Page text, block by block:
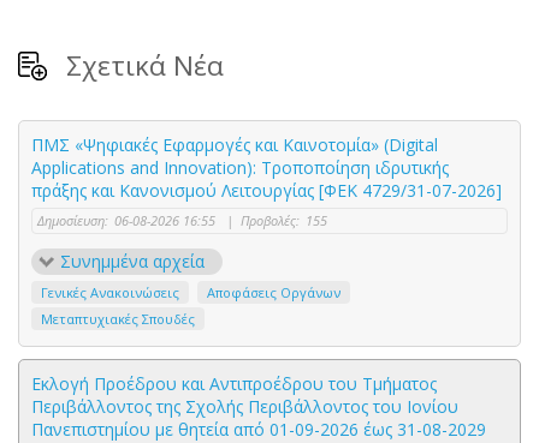
Σχετικά Νέα
ΠΜΣ «Ψηφιακές Εφαρμογές και Καινοτομία» (Digital
Applications and Innovation): Τροποποίηση ιδρυτικής
πράξης και Κανονισμού Λειτουργίας [ΦΕΚ 4729/31-07-2026]
Δημοσίευση: 06-08-2026 16:55 | Προβολές: 155
Συνημμένα αρχεία
Γενικές Ανακοινώσεις
Αποφάσεις Οργάνων
Μεταπτυχιακές Σπουδές
Εκλογή Προέδρου και Αντιπροέδρου του Τμήματος
Περιβάλλοντος της Σχολής Περιβάλλοντος του Ιονίου
Πανεπιστημίου με θητεία από 01-09-2026 έως 31-08-2029